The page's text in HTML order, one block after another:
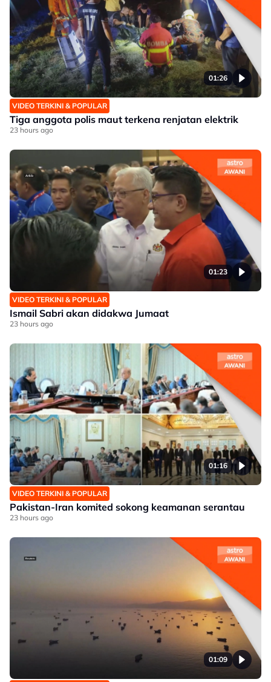
01:26
VIDEO TERKINI & POPULAR
Tiga anggota polis maut terkena renjatan elektrik
23 hours ago
01:23
VIDEO TERKINI & POPULAR
Ismail Sabri akan didakwa Jumaat
23 hours ago
01:16
VIDEO TERKINI & POPULAR
Pakistan-Iran komited sokong keamanan serantau
23 hours ago
01:09